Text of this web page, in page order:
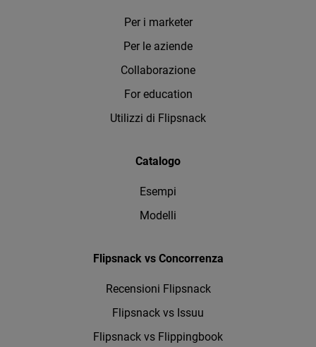
Per i marketer
Per le aziende
Collaborazione
For education
Utilizzi di Flipsnack
Catalogo
Esempi
Modelli
Flipsnack vs Concorrenza
Recensioni Flipsnack
Flipsnack vs Issuu
Flipsnack vs Flippingbook